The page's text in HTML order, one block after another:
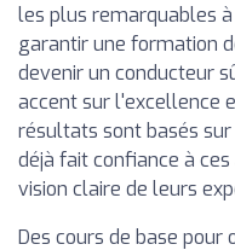
les plus remarquables
garantir une formation
devenir un conducteur
accent sur l'excellence
résultats sont basés
déjà fait confiance à
vision claire de leurs
Des cours de base